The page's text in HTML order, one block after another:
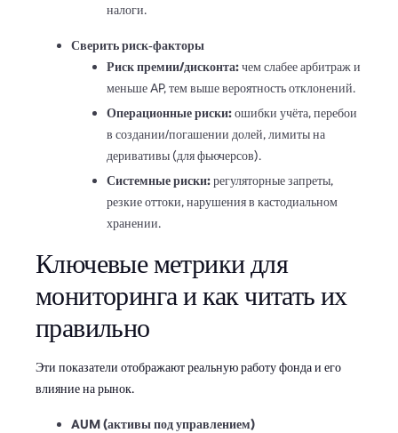
налоги.
Сверить риск‑факторы
Риск премии/дисконта:чем слабее арбитраж и
меньше AP, тем выше вероятность отклонений.
Операционные риски:ошибки учёта, перебои
в создании/погашении долей, лимиты на
деривативы (для фьючерсов).
Системные риски:регуляторные запреты,
резкие оттоки, нарушения в кастодиальном
хранении.
Ключевые метрики для
мониторинга и как читать их
правильно
Эти показатели отображают реальную работу фонда и его
влияние на рынок.
AUM (активы под управлением)